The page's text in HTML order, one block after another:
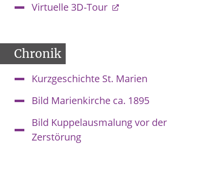
Virtuelle 3D-Tour
Chronik
Kurzgeschichte St. Marien
Bild Marienkirche ca. 1895
Bild Kuppelausmalung vor der
Zerstörung